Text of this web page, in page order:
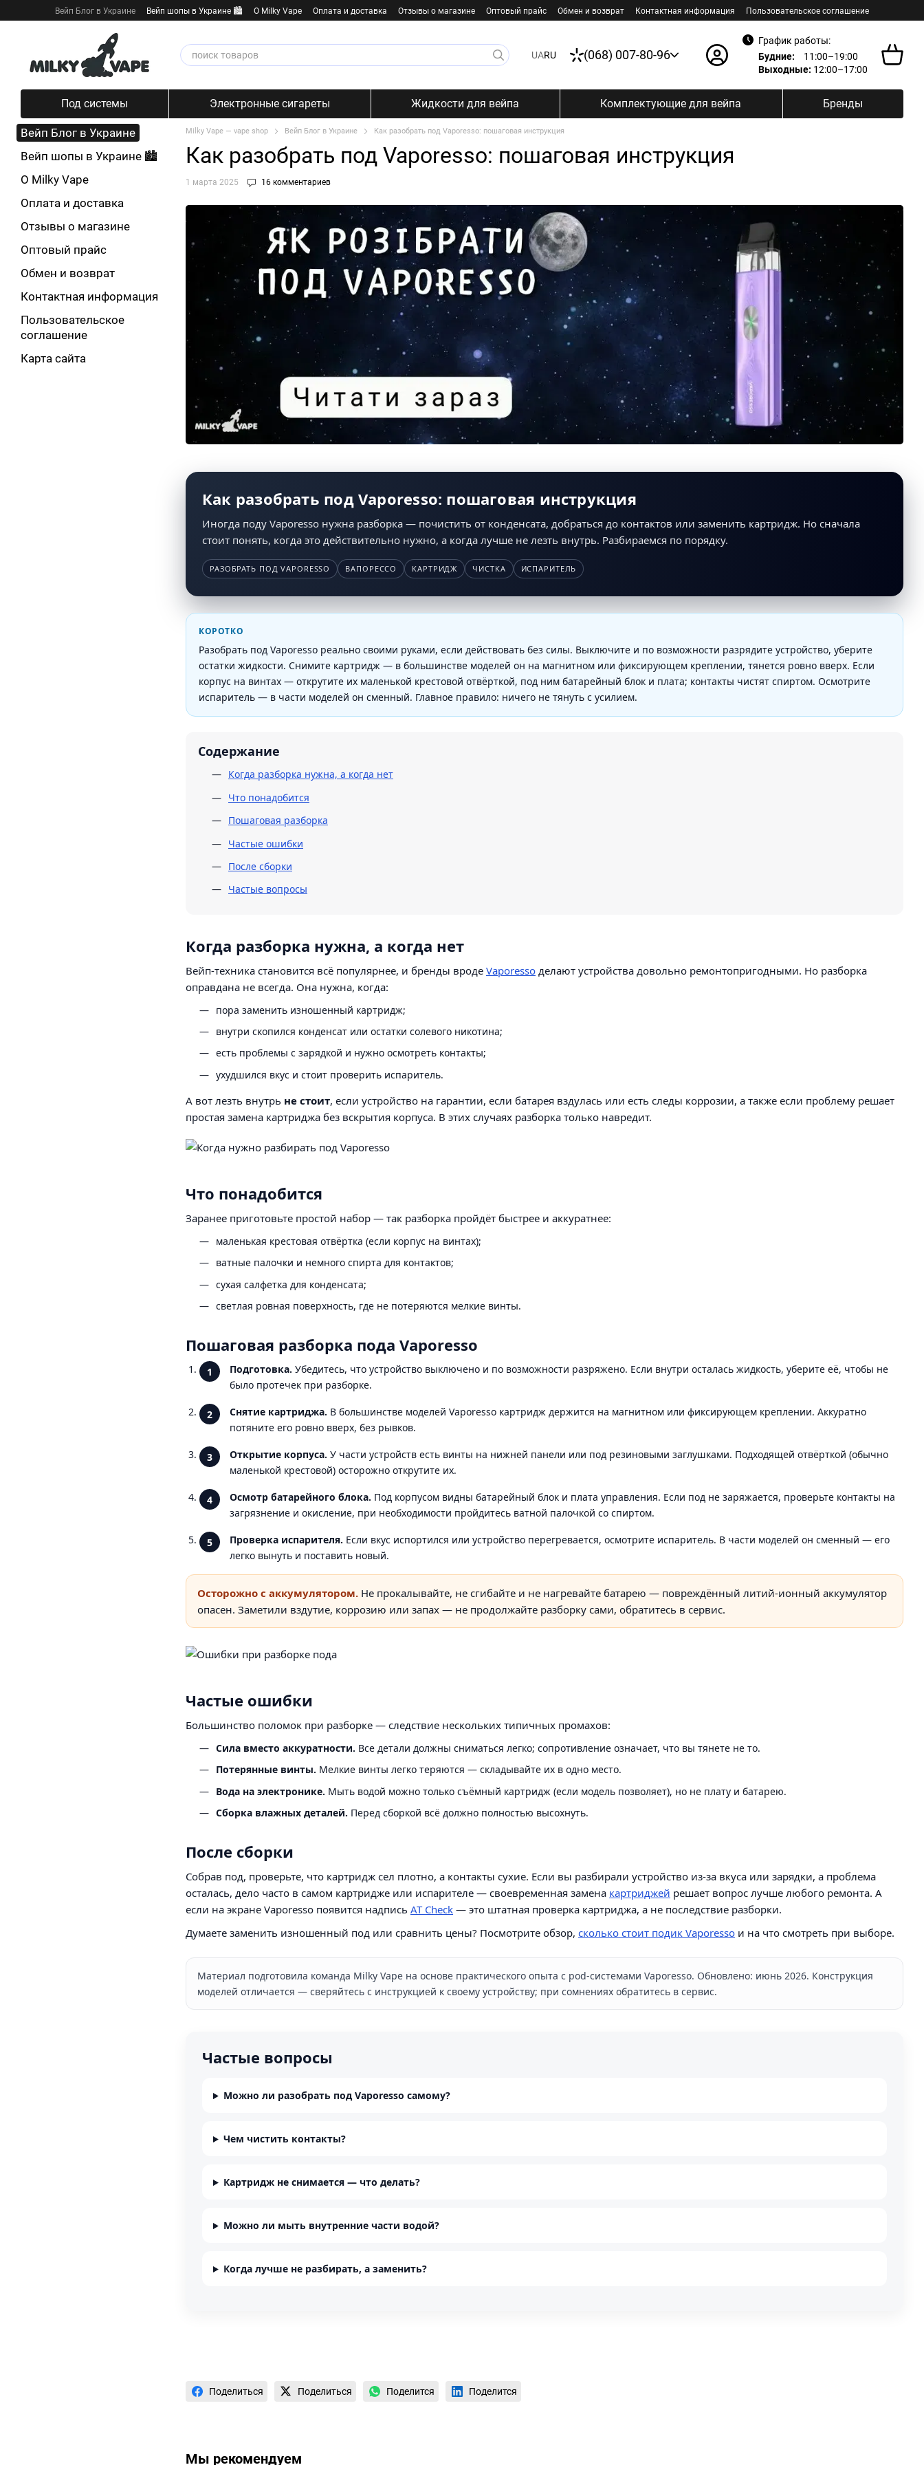
Перейти к основному контенту
Вейп Блог в Украине Вейп шопы в Украине 🏙️ О Milky Vape Оплата и доставка Отзывы о магазине Оптовый прайс Обмен и возврат Контактная информация Пользовательское соглашение
UARU (068) 007-80-96
График работы:
Будние:
11:00–19:00
Выходные: 12:00–17:00
Под системы Электронные сигареты Жидкости для вейпа Комплектующие для вейпа Бренды
Milky Vape — vape shop Вейп Блог в Украине Как разобрать под Vaporesso: пошаговая инструкция
Как разобрать под Vaporesso: пошаговая инструкция
1 марта 2025 16 комментариев
Как разобрать под Vaporesso: пошаговая инструкция
Иногда поду Vaporesso нужна разборка — почистить от конденсата, добраться до контактов или заменить картридж. Но сначала
стоит понять, когда это действительно нужно, а когда лучше не лезть внутрь. Разбираемся по порядку.
РАЗОБРАТЬ ПОД VAPORESSO ВАПОРЕССО КАРТРИДЖ ЧИСТКА ИСПАРИТЕЛЬ
КОРОТКО
Разобрать под Vaporesso реально своими руками, если действовать без силы. Выключите и по возможности разрядите устройство, уберите
остатки жидкости. Снимите картридж — в большинстве моделей он на магнитном или фиксирующем креплении, тянется ровно вверх. Если
корпус на винтах — открутите их маленькой крестовой отвёрткой, под ним батарейный блок и плата; контакты чистят спиртом. Осмотрите
испаритель — в части моделей он сменный. Главное правило: ничего не тянуть с усилием.
Содержание
Когда разборка нужна, а когда нет
Что понадобится
Пошаговая разборка
Частые ошибки
После сборки
Частые вопросы
Когда разборка нужна, а когда нет
Вейп-техника становится всё популярнее, и бренды вроде Vaporesso делают устройства довольно ремонтопригодными. Но разборка
оправдана не всегда. Она нужна, когда:
пора заменить изношенный картридж;
внутри скопился конденсат или остатки солевого никотина;
есть проблемы с зарядкой и нужно осмотреть контакты;
ухудшился вкус и стоит проверить испаритель.
А вот лезть внутрь не стоит, если устройство на гарантии, если батарея вздулась или есть следы коррозии, а также если проблему решает
простая замена картриджа без вскрытия корпуса. В этих случаях разборка только навредит.
Что понадобится
Заранее приготовьте простой набор — так разборка пройдёт быстрее и аккуратнее:
маленькая крестовая отвёртка (если корпус на винтах);
ватные палочки и немного спирта для контактов;
сухая салфетка для конденсата;
светлая ровная поверхность, где не потеряются мелкие винты.
Пошаговая разборка пода Vaporesso
Подготовка. Убедитесь, что устройство выключено и по возможности разряжено. Если внутри осталась жидкость, уберите её, чтобы не
было протечек при разборке.
Снятие картриджа. В большинстве моделей Vaporesso картридж держится на магнитном или фиксирующем креплении. Аккуратно
потяните его ровно вверх, без рывков.
Открытие корпуса. У части устройств есть винты на нижней панели или под резиновыми заглушками. Подходящей отвёрткой (обычно
маленькой крестовой) осторожно открутите их.
Осмотр батарейного блока. Под корпусом видны батарейный блок и плата управления. Если под не заряжается, проверьте контакты на
загрязнение и окисление, при необходимости пройдитесь ватной палочкой со спиртом.
Проверка испарителя. Если вкус испортился или устройство перегревается, осмотрите испаритель. В части моделей он сменный — его
легко вынуть и поставить новый.
Осторожно с аккумулятором. Не прокалывайте, не сгибайте и не нагревайте батарею — повреждённый литий-ионный аккумулятор
опасен. Заметили вздутие, коррозию или запах — не продолжайте разборку сами, обратитесь в сервис.
Частые ошибки
Большинство поломок при разборке — следствие нескольких типичных промахов:
Сила вместо аккуратности. Все детали должны сниматься легко; сопротивление означает, что вы тянете не то.
Потерянные винты. Мелкие винты легко теряются — складывайте их в одно место.
Вода на электронике. Мыть водой можно только съёмный картридж (если модель позволяет), но не плату и батарею.
Сборка влажных деталей. Перед сборкой всё должно полностью высохнуть.
После сборки
Собрав под, проверьте, что картридж сел плотно, а контакты сухие. Если вы разбирали устройство из-за вкуса или зарядки, а проблема
осталась, дело часто в самом картридже или испарителе — своевременная замена картриджей решает вопрос лучше любого ремонта. А
если на экране Vaporesso появится надпись AT Check — это штатная проверка картриджа, а не последствие разборки.
Думаете заменить изношенный под или сравнить цены? Посмотрите обзор, сколько стоит подик Vaporesso и на что смотреть при выборе.
Материал подготовила команда Milky Vape на основе практического опыта с pod-системами Vaporesso. Обновлено: июнь 2026. Конструкция
моделей отличается — сверяйтесь с инструкцией к своему устройству; при сомнениях обратитесь в сервис.
Частые вопросы
Можно ли разобрать под Vaporesso самому?
Чем чистить контакты?
Картридж не снимается — что делать?
Можно ли мыть внутренние части водой?
Когда лучше не разбирать, а заменить?
Поделиться Поделиться Поделится Поделится
Мы рекомендуем
Вейп Блог в Украине
Вейп шопы в Украине 🏙️
О Milky Vape
Оплата и доставка
Отзывы о магазине
Оптовый прайс
Обмен и возврат
Контактная информация
Пользовательское
соглашение
Карта сайта